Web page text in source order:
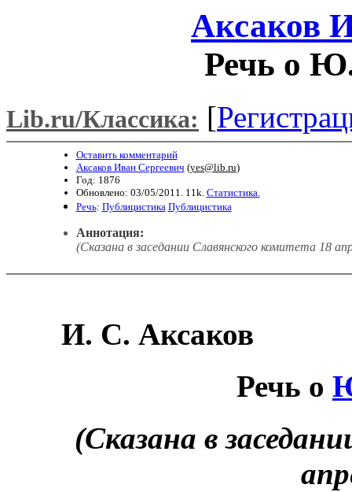
Аксаков
Речь о
Lib.ru/Классика: [
Оставить комментарий
Аксаков Иван Сергеевич (yes@lib.ru)
Год: 1876
Обновлено: 03/05/2011. 11k. Статистика.
Речь: Публицистика Публицистика
Аннотация:
(Сказана в заседании Славянского комитета 18
И. С. Аксаков
Речь о
(Сказана в